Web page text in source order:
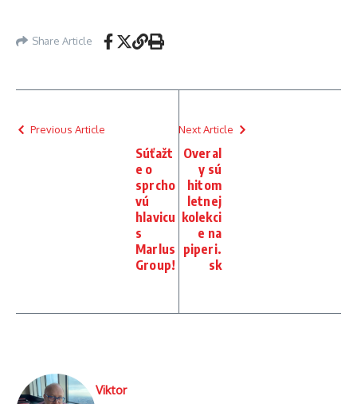
Share Article
Previous Article
Súťažt
e o
sprcho
vú
hlavicu
s
Marlus
Group!
Next Article
Overal
y sú
hitom
letnej
kolekci
e na
piperi.
sk
Viktor